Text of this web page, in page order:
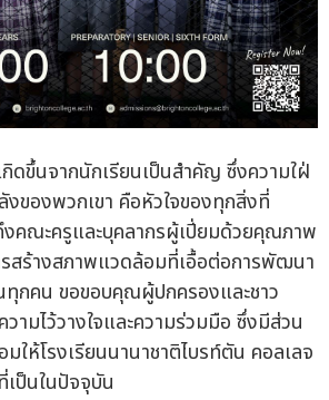
กิดขึ้นจากนักเรียนเป็นสำคัญ ซึ่งความใฝ่
ของพวกเขา คือหัวใจของทุกสิ่งที่
งคณะครูและบุคลากรผู้เปี่ยมด้วยคุณภาพ
รสร้างสภาพแวดล้อมที่เอื้อต่อการพัฒนา
กคน ขอขอบคุณผู้ปกครองและชาว
ามไว้วางใจและความร่วมมือ ซึ่งมีส่วน
ให้โรงเรียนนานาชาติไบรท์ตัน คอลเลจ
ป็นในปัจจุบัน